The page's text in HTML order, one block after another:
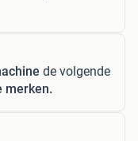
de volgende
merken.